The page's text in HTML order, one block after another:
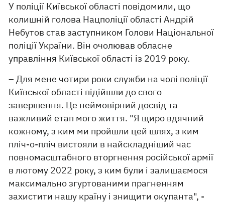
У поліції Київської області повідомили, що
колишній голова Нацполіції області Андрій
Небутов став заступником Голови Національної
поліції України. Він очолював обласне
управління Київської області із 2019 року.
– Для мене чотири роки служби на чолі поліції
Київської області підійшли до свого
завершення. Це неймовірний досвід та
важливий етап мого життя. "Я щиро вдячний
кожному, з ким ми пройшли цей шлях, з ким
пліч-о-пліч вистояли в найскладніший час
повномасштабного вторгнення російської армії
в лютому 2022 року, з ким були і залишаємося
максимально згуртованими прагненням
захистити нашу країну і знищити окупанта", -